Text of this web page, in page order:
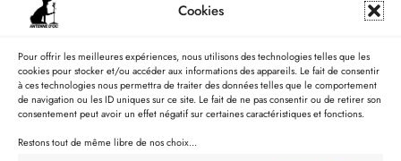
Cookies
Pour offrir les meilleures expériences, nous utilisons des technologies telles que les
cookies pour stocker et/ou accéder aux informations des appareils. Le fait de consentir
à ces technologies nous permettra de traiter des données telles que le comportement
de navigation ou les ID uniques sur ce site. Le fait de ne pas consentir ou de retirer son
consentement peut avoir un effet négatif sur certaines caractéristiques et fonctions.
Restons tout de même libre de nos choix...